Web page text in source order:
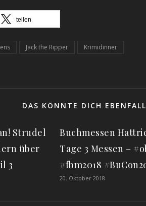
teilen
Jack the Ripper Krimidinner
DAS KÖNNTE DICH
Strudel
über
3
Buchmessen
Tage 3 Messen –
#fbm2018
20. Oktober 2018